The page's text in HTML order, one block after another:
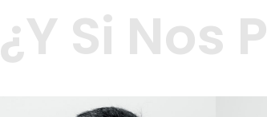
¿Y Si Nos